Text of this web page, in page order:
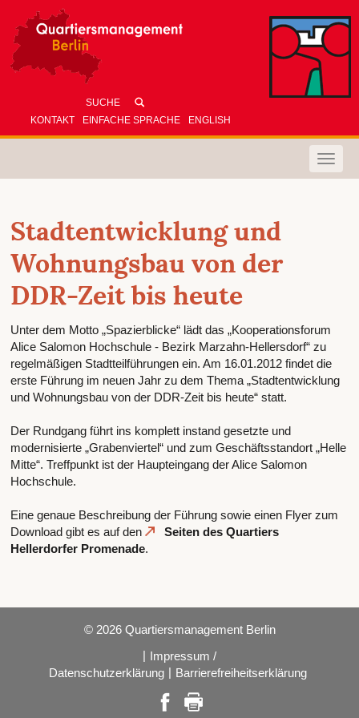
KONTAKT EINFACHE SPRACHE ENGLISH
Toggle
Stadtentwicklung und
Wohnungsbau von der
DDR-Zeit bis heute
Unter dem Motto „Spazierblicke“ lädt das „Kooperationsforum
Alice Salomon Hochschule - Bezirk Marzahn-Hellersdorf“ zu
regelmäßigen Stadtteilführungen ein. Am 16.01.2012 findet die
erste Führung im neuen Jahr zu dem Thema „Stadtentwicklung
und Wohnungsbau von der DDR-Zeit bis heute“ statt.
Der Rundgang führt ins komplett instand gesetzte und
modernisierte „Grabenviertel“ und zum Geschäftsstandort „Helle
Mitte“. Treffpunkt ist der Haupteingang der Alice Salomon
Hochschule.
Eine genaue Beschreibung der Führung sowie einen Flyer zum
Download gibt es auf den
Seiten des Quartiers
Hellerdorfer Promenade.
© 2026 Quartiersmanagement Berlin
| Impressum /
Datenschutzerklärung | Barrierefreiheitserklärung